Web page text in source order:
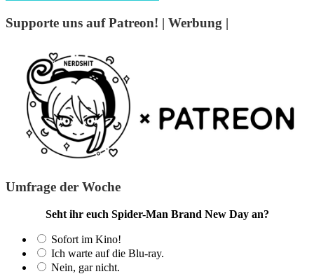
Supporte uns auf Patreon! | Werbung |
Umfrage der Woche
Seht ihr euch Spider-Man Brand New Day an?
Sofort im Kino!
Ich warte auf die Blu-ray.
Nein, gar nicht.